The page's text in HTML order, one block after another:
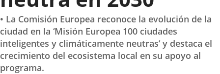
• La Comisión Europea reconoce la evolución de la
ciudad en la ‘Misión Europea 100 ciudades
inteligentes y climáticamente neutras’ y destaca el
crecimiento del ecosistema local en su apoyo al
programa.